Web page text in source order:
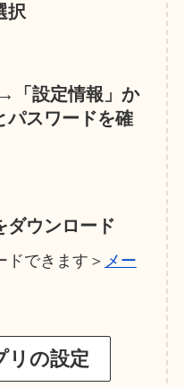
択
「設定情報」か
パスワードを確
ダウンロード
ドできます＞ メー
リの設定